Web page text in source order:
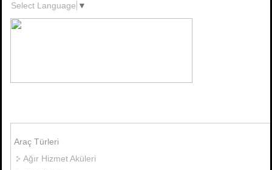
Select Language ▼
Araç Türleri
Ağır Hizmet Aküleri